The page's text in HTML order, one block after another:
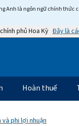
Anh là ngôn ngữ chính
phủ Hoa Kỳ Đây là
Hoàn thuế
và phi lợi nhuận